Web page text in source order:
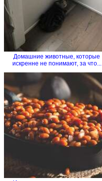
Домашние животные, которые
искренне не понимают, за что...